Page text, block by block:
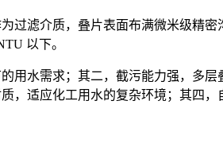
过滤介质，叠片表面布满微米级精密
以下。
用水需求；其二，截污能力强，多层
，适应化工用水的复杂环境；其四，